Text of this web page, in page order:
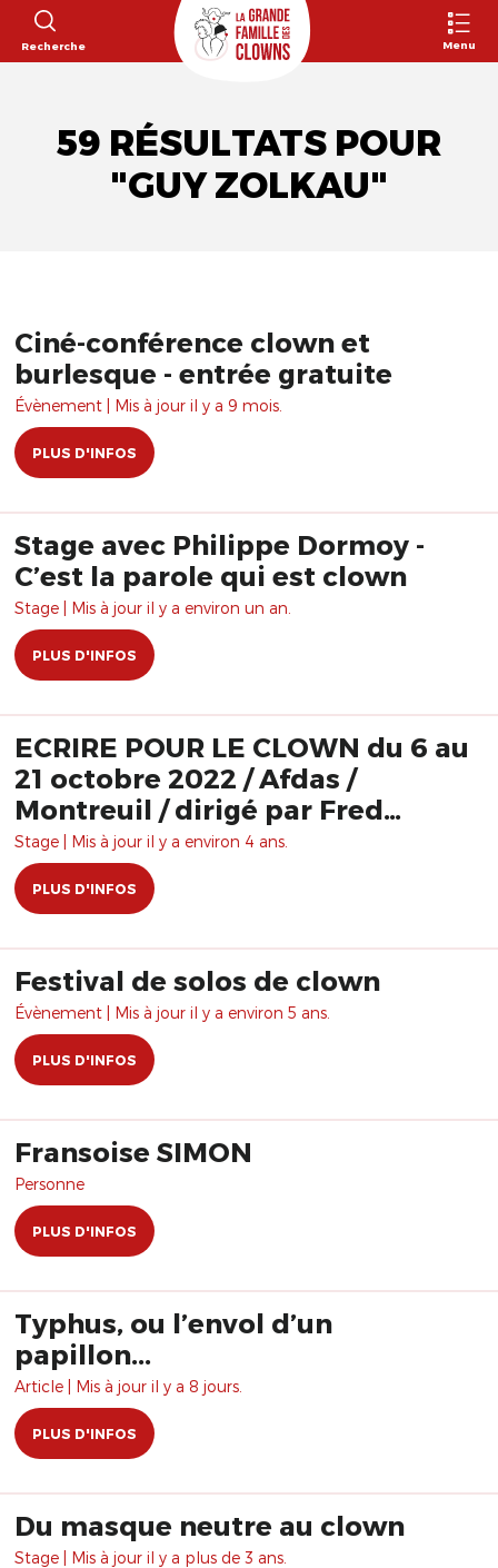
Recherche Menu
59 RÉSULTATS POUR
"GUY ZOLKAU"
Ciné-conférence clown et
burlesque - entrée gratuite
Évènement | Mis à jour il y a 9 mois.
PLUS D'INFOS
Stage avec Philippe Dormoy -
C’est la parole qui est clown
Stage | Mis à jour il y a environ un an.
PLUS D'INFOS
ECRIRE POUR LE CLOWN du 6 au
21 octobre 2022 / Afdas /
Montreuil / dirigé par Fred
Robbe
Stage | Mis à jour il y a environ 4 ans.
PLUS D'INFOS
Festival de solos de clown
Évènement | Mis à jour il y a environ 5 ans.
PLUS D'INFOS
Fransoise SIMON
Personne
PLUS D'INFOS
Typhus, ou l’envol d’un
papillon...
Article | Mis à jour il y a 8 jours.
PLUS D'INFOS
Du masque neutre au clown
Stage | Mis à jour il y a plus de 3 ans.